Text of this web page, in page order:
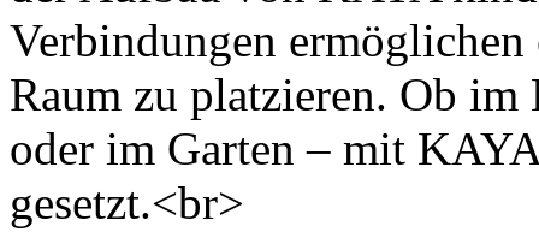
Verbindungen
Raum zu platzieren. Ob
oder im Garten – mit
gesetzt.<br>